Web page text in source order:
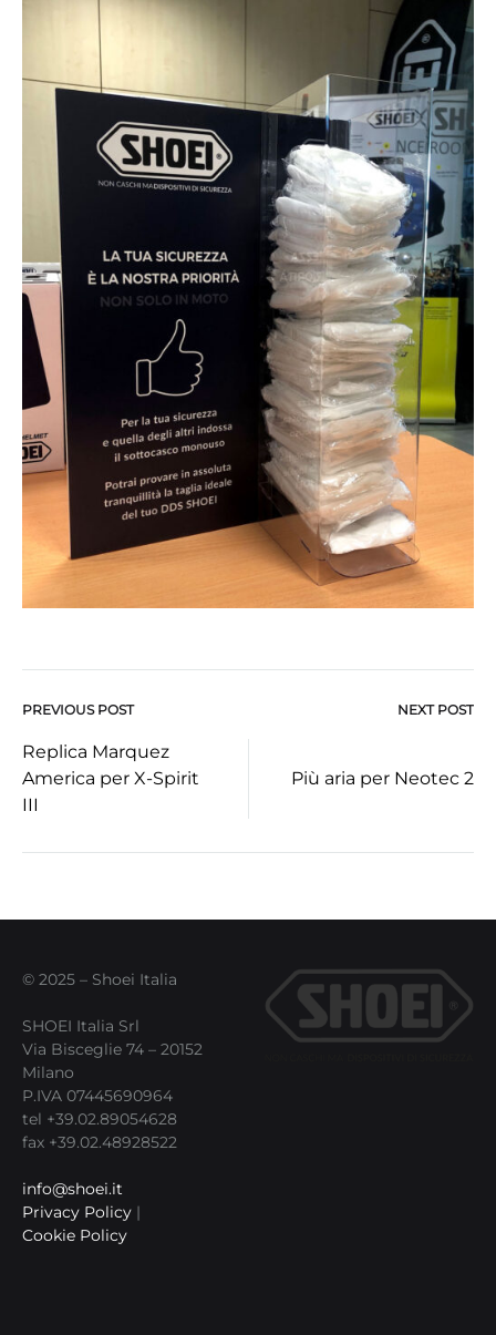
Post
navigation
PREVIOUS POST NEXT POST
Replica Marquez
America per X-Spirit
III
Più aria per Neotec 2
© 2025 – Shoei Italia
SHOEI Italia Srl
Via Bisceglie 74 – 20152
Milano
P.IVA 07445690964
tel +39.02.89054628
fax +39.02.48928522
info@shoei.it
Privacy Policy |
Cookie Policy